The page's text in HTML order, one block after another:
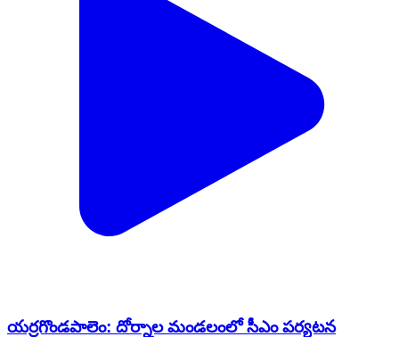
యర్రగొండపాలెం: దోర్నాల మండలంలో సీఎం పర్యటన